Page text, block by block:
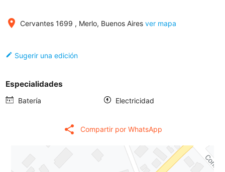
share Compartir por WhatsApp
place Cervantes 1699 , Merlo, Buenos Aires ver mapa
edit Sugerir una edición
Especialidades
Batería Electricidad